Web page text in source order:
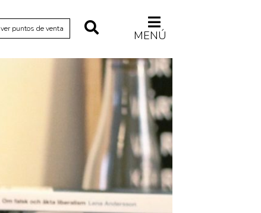
ver puntos de venta MENÚ
Relecturas
Sociedad